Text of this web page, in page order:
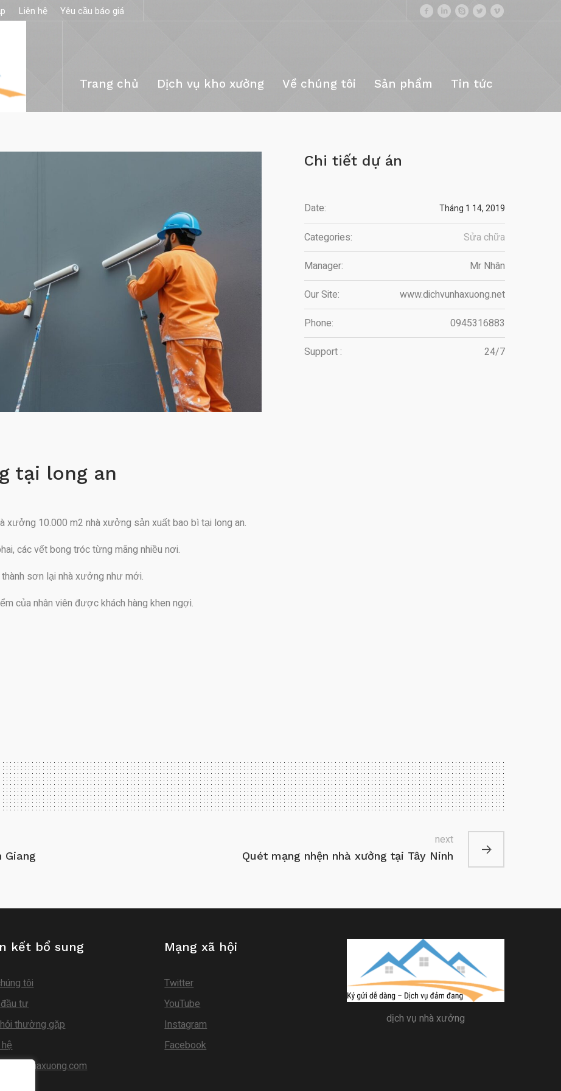
Liên hệ Yêu cầu báo giá
Trang chủ Dịch vụ kho xưởng Về chúng tôi Sản phẩm Tin tức
tại long an
xưởng 10.000 m2 nhà xưởng sản xuất bao bì tại long an.
các vết bong tróc từng mãng nhiều nơi.
sơn lại nhà xưởng như mới.
của nhân viên được khách hàng khen ngợi.
Chi tiết dự án
Date: Tháng 1 14, 2019
Categories:
Sửa chữa
Manager:
Mr Nhân
Our Site:
www.dichvunhaxuong.net
Phone:
0945316883
Support :
24/7
Giang Quét mạng nhện nhà xưởng tại Tây Ninh
next
kết bổ sung
tôi
tư
thường gặp
Mạng xã hội
Twitter
YouTube
Instagram
Facebook
dịch vụ nhà xưởng